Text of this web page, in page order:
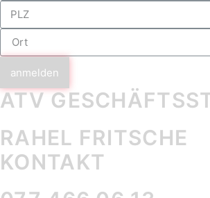
anmelden
ATV
RAHEL FRITSCHE
KONTAKT